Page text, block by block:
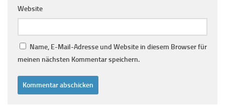
Website
Name, E-Mail-Adresse und Website in diesem Browser für
meinen nächsten Kommentar speichern.